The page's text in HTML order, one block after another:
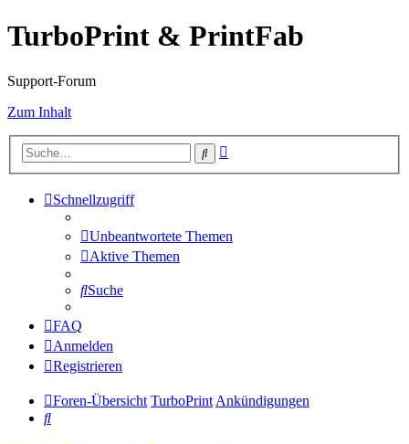
TurboPrint & PrintFab
Support-Forum
Zum Inhalt
Suche
Schnellzugriff
Unbeantwortete Themen
Aktive Themen
Suche
FAQ
Anmelden
Registrieren
Foren-Übersicht TurboPrintAnkündigungen
Suche